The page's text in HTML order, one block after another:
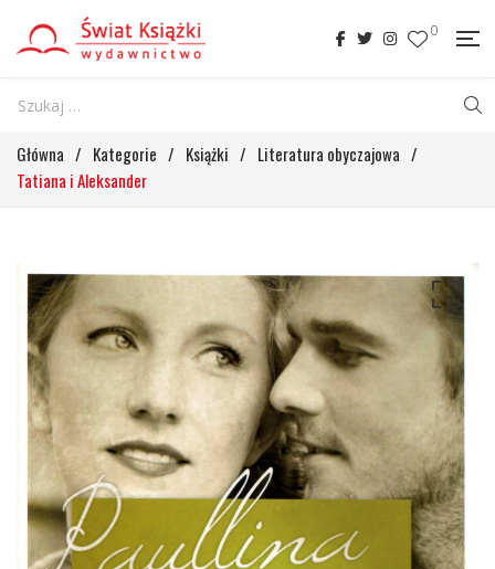
0
Główna / Kategorie / Książki / Literatura obyczajowa /
Tatiana i Aleksander